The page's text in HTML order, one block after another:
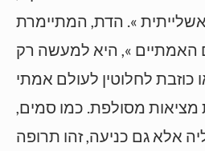
». הדת, המתיימרת
האמתיים », היא למעשה רק
כוזבת לחלוטין לעולם אמתי
מציאות מסולפת. כמו סמים,
אלא גם כניעה, זהו תרופה